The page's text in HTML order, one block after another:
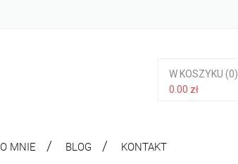
W KOSZYKU (0)
0.00 zł
O MNIE BLOG KONTAKT